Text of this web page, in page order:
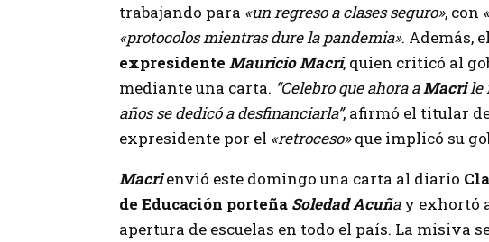
trabajando para «un regreso a clases seguro», con
«protocolos mientras dure la pandemia». Además,
expresidente Mauricio Macri, quien criticó al
mediante una carta. “Celebro que ahora aMacrile
años se dedicó a desfinanciarla”, afirmó el titular
expresidente por el «retroceso»que implicó su
Macrienvió este domingo una carta al diario
de Educación porteña Soledad Acuñay exhortó
apertura de escuelas en todo el país. La misiva